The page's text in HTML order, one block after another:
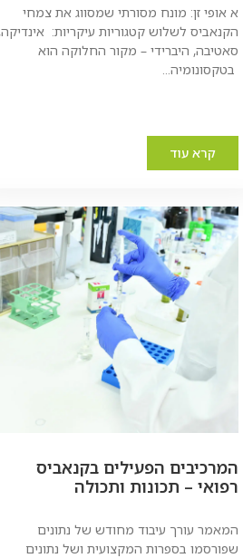
א אופי זן: מונח מסורתי שמסווג את צמחי
הקנאביס לשלוש קטגוריות עיקריות: אינדיקה,
סאטיבה, היברידי – מקור החלוקה הוא
בטקסונומיה...
קרא עוד
המרכיבים הפעילים בקנאביס
רפואי – תכונות ותכולה
המאמר עורך עיבוד מחודש של נתונים
שפורסמו בספרות המקצועית ושל נתונים